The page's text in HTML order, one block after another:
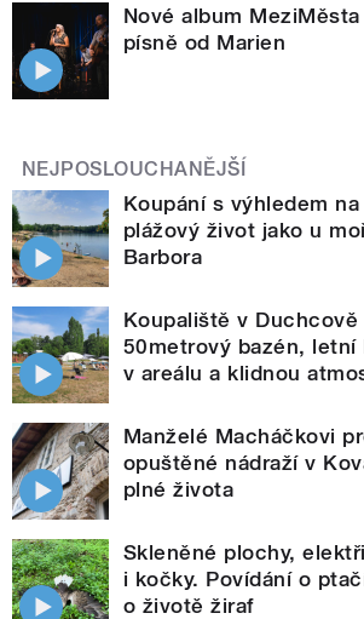
Nové album
písně od Marien
NEJPOSLOUCHANĚJŠÍ
Koupání s výhledem
plážový život jako u
Barbora
Koupaliště v Duchcově
50metrový bazén, letní
v areálu a klidnou
Manželé Macháčkovi
opuštěné nádraží v
plné života
Skleněné plochy,
i kočky. Povídání o
o životě žiraf